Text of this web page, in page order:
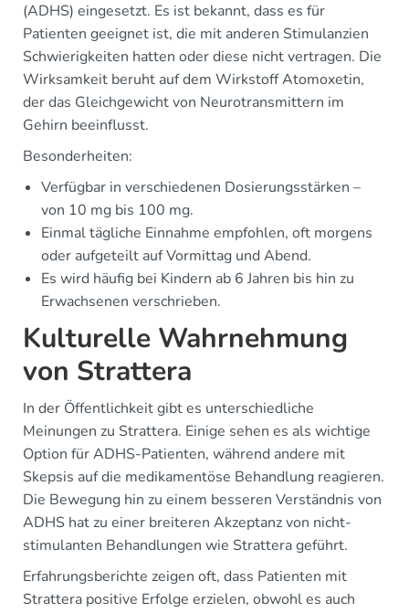
(ADHS) eingesetzt. Es ist bekannt, dass es für
Patienten geeignet ist, die mit anderen Stimulanzien
Schwierigkeiten hatten oder diese nicht vertragen. Die
Wirksamkeit beruht auf dem Wirkstoff Atomoxetin,
der das Gleichgewicht von Neurotransmittern im
Gehirn beeinflusst.
Besonderheiten:
Verfügbar in verschiedenen Dosierungsstärken –
von 10 mg bis 100 mg.
Einmal tägliche Einnahme empfohlen, oft morgens
oder aufgeteilt auf Vormittag und Abend.
Es wird häufig bei Kindern ab 6 Jahren bis hin zu
Erwachsenen verschrieben.
Kulturelle Wahrnehmung
von Strattera
In der Öffentlichkeit gibt es unterschiedliche
Meinungen zu Strattera. Einige sehen es als wichtige
Option für ADHS-Patienten, während andere mit
Skepsis auf die medikamentöse Behandlung reagieren.
Die Bewegung hin zu einem besseren Verständnis von
ADHS hat zu einer breiteren Akzeptanz von nicht-
stimulanten Behandlungen wie Strattera geführt.
Erfahrungsberichte zeigen oft, dass Patienten mit
Strattera positive Erfolge erzielen, obwohl es auch